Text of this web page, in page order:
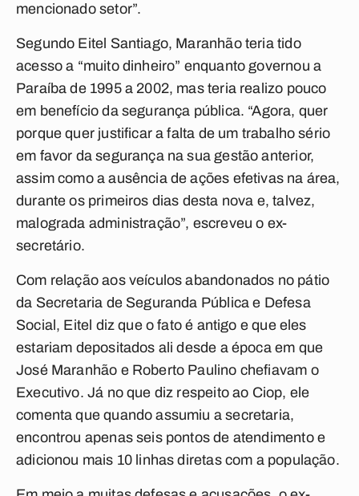
mencionado setor”.
Segundo Eitel Santiago, Maranhão teria tido
acesso a “muito dinheiro” enquanto governou a
Paraíba de 1995 a 2002, mas teria realizo pouco
em benefício da segurança pública. “Agora, quer
porque quer justificar a falta de um trabalho sério
em favor da segurança na sua gestão anterior,
assim como a ausência de ações efetivas na área,
durante os primeiros dias desta nova e, talvez,
malograda administração”, escreveu o ex-
secretário.
Com relação aos veículos abandonados no pátio
da Secretaria de Seguranda Pública e Defesa
Social, Eitel diz que o fato é antigo e que eles
estariam depositados ali desde a época em que
José Maranhão e Roberto Paulino chefiavam o
Executivo. Já no que diz respeito ao Ciop, ele
comenta que quando assumiu a secretaria,
encontrou apenas seis pontos de atendimento e
adicionou mais 10 linhas diretas com a população.